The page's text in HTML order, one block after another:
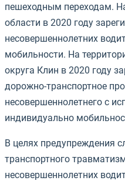
пешеходным переходам.
области в 2020 году
несовершеннолетних
мобильности. На
округа Клин в 2020 году
дорожно-транспортное
несовершеннолетнего с
индивидуально
В целях предупреждения
транспортного
несовершеннолетних